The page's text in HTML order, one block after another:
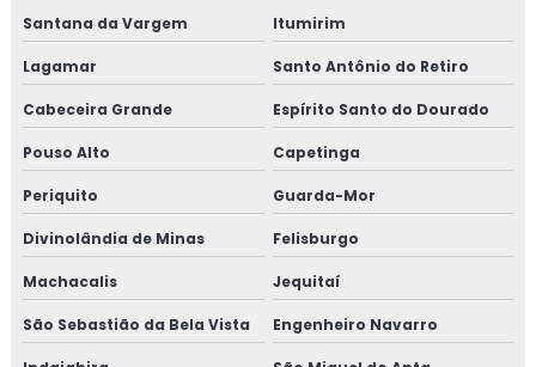
Santana da Vargem Itumirim
Lagamar Santo Antônio do Retiro
Cabeceira Grande Espírito Santo do Dourado
Pouso Alto Capetinga
Periquito Guarda-Mor
Divinolândia de Minas Felisburgo
Machacalis Jequitaí
São Sebastião da Bela Vista Engenheiro Navarro